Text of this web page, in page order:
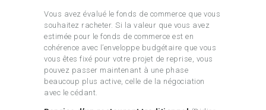
Vous avez évalué le fonds de commerce que vous
souhaitez racheter. Si la valeur que vous avez
estimée pour le fonds de commerce est en
cohérence avec l’enveloppe budgétaire que vous
vous êtes fixé pour votre projet de reprise, vous
pouvez passer maintenant à une phase
beaucoup plus active, celle de la négociation
avec le cédant.